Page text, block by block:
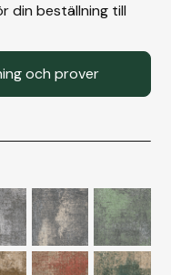
din beställning till
och prover